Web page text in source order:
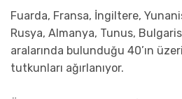
Fuarda, Fransa, İngiltere,
Rusya, Almanya, Tunus,
aralarında bulunduğu 40’ın
tutkunları ağırlanıyor.